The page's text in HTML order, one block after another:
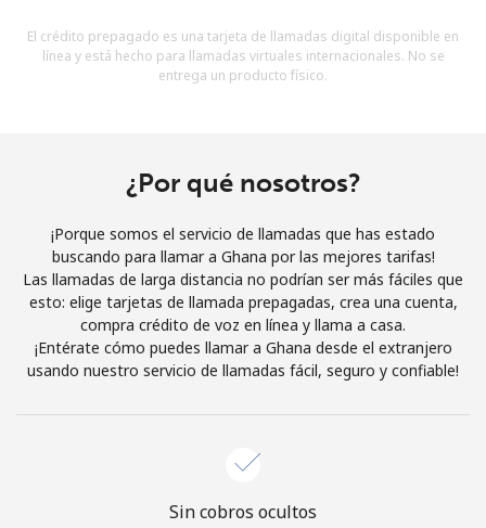
Al abrir una cuenta en este sitio web, estoy de acuerdo con
Términos y condiciones.
Únete
¡Hola!
El crédito prepagado es una tarjeta de llamadas digital disponible en
línea y está hecho para llamadas virtuales internacionales. No se
entrega un producto físico.
¿Por qué nosotros?
¡Porque somos el servicio de llamadas que has estado
buscando para llamar a Ghana por las mejores tarifas!
Las llamadas de larga distancia no podrían ser más fáciles que
esto: elige tarjetas de llamada prepagadas, crea una cuenta,
compra crédito de voz en línea y llama a casa.
¡Entérate cómo puedes llamar a Ghana desde el extranjero
usando nuestro servicio de llamadas fácil, seguro y confiable!
Sin cobros ocultos